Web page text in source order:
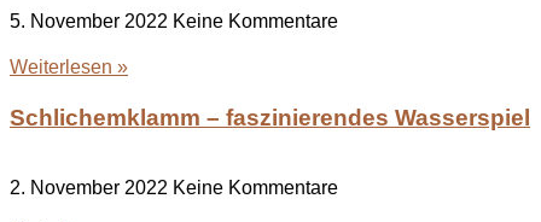
5. November 2022 Keine Kommentare
Weiterlesen »
Schlichemklamm – faszinierendes Wasserspiel
2. November 2022 Keine Kommentare